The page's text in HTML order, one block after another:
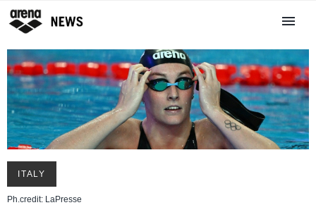
ITALY
Ph.credit: LaPresse